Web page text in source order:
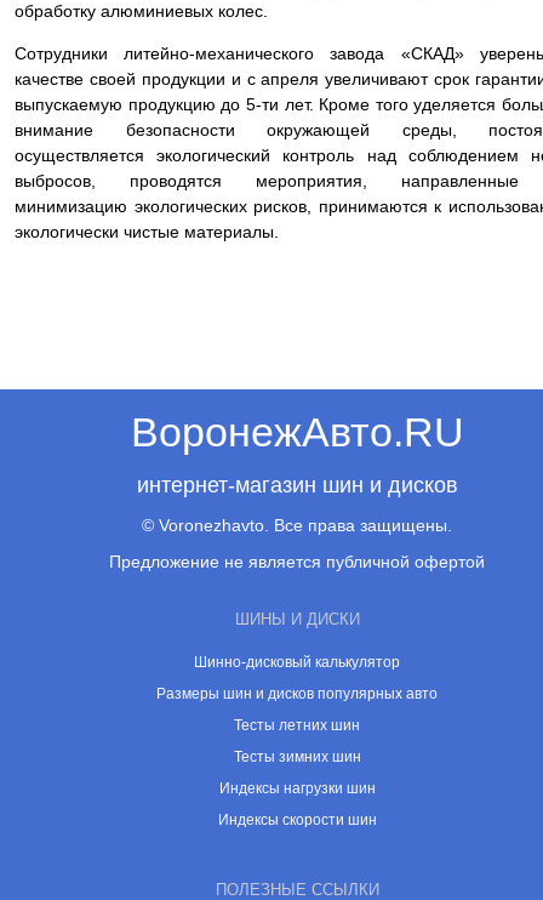
обработку алюминиевых колес.
Сотрудники литейно-механического завода «СКАД»
качестве своей продукции и с апреля увеличивают срок
выпускаемую продукцию до 5-ти лет. Кроме того уделяется
внимание безопасности окружающей среды,
осуществляется экологический контроль над соблюдением
выбросов, проводятся мероприятия,
минимизацию экологических рисков, принимаются к
экологически чистые материалы.
ВоронежАвто.RU
интернет-магазин шин и дисков
© Voronezhavto. Все права защищены.
Предложение не является публичной офертой
ШИНЫ И ДИСКИ
Шинно-дисковый калькулятор
Размеры шин и дисков популярных авто
Тесты летних шин
Тесты зимних шин
Индексы нагрузки шин
Индексы скорости шин
ПОЛЕЗНЫЕ ССЫЛКИ